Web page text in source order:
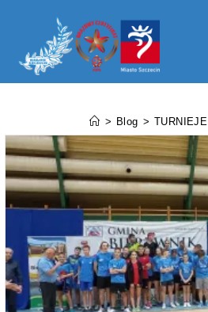
> Blog > TURNIEJE